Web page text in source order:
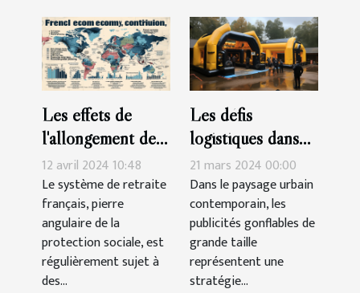
Les effets de
l'allongement de
la durée de
cotisation sur
l'économie
française
12 avril 2024 10:48
Le système de retraite
français, pierre
angulaire de la
protection sociale, est
régulièrement sujet à
des...
Les défis
logistiques dans
l'installation de
grandes publicités
gonflables
21 mars 2024 00:00
Dans le paysage urbain
contemporain, les
publicités gonflables de
grande taille
représentent une
stratégie...